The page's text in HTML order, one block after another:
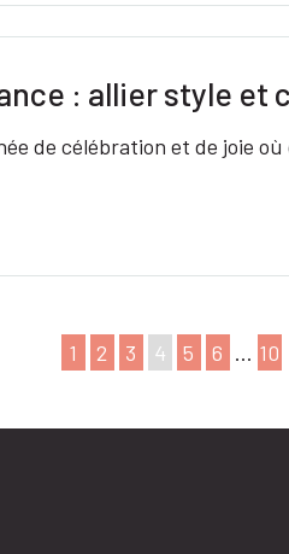
: allier style et
de célébration et de joie
1 2 3 4 5 6 … 10